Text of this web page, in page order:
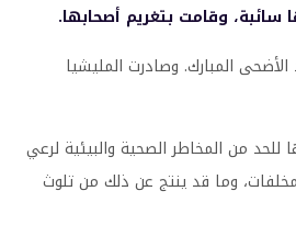
سائبة، وقامت بتغريم أصحابها.
المبارك. وصادرت المليشيا
للحد من المخاطر الصحية والبيئية لرعي
وما قد ينتج عن ذلك من تلوث